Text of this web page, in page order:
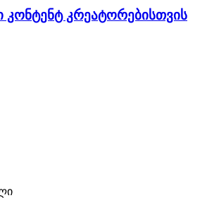
კონტენტ კრეატორებისთვის